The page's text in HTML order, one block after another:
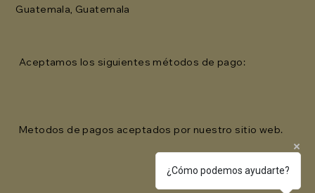
Guatemala, Guatemala
Aceptamos los siguientes métodos de pago:
Metodos de pagos aceptados por nuestro sitio web.
¿Cómo podemos ayudarte?